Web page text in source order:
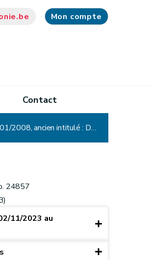
Mon compte
Contact
Décret relatif à l'établissement, au recouvrement et au contentieux en matière de taxes régionales wallonnes (Décret du 17/01/2008, ancien intitulé : Décret relatif à l'établissement, au recouvrement et au contentieux en matière de taxes régionales directes)
24857
11/2023 au